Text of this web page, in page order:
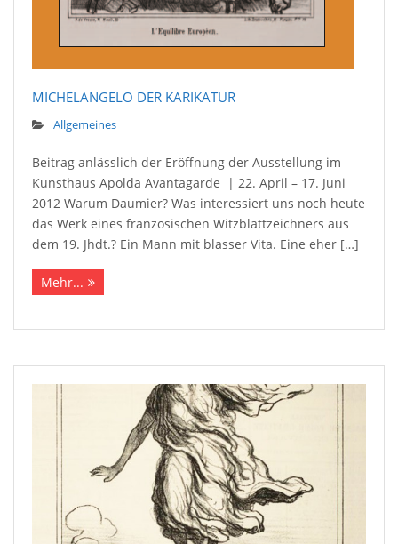
MICHELANGELO DER KARIKATUR
Allgemeines
Beitrag anlässlich der Eröffnung der Ausstellung im
Kunsthaus Apolda Avantagarde | 22. April – 17. Juni
2012 Warum Daumier? Was interessiert uns noch heute
das Werk eines französischen Witzblattzeichners aus
dem 19. Jhdt.? Ein Mann mit blasser Vita. Eine eher […]
Mehr...